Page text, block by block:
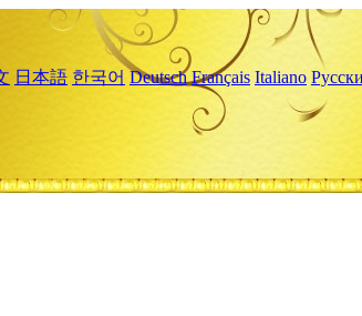
日本語 한국어 Deutsch Français Italiano